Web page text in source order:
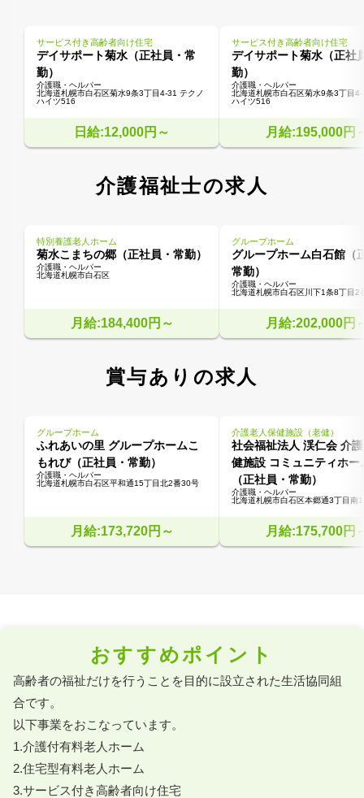
サービス付き高齢者向け住宅
デイサポート菊水（正社員・常
勤）
介護職・ヘルパー
北海道札幌市白石区菊水9条3丁目4-31 テクノ
ハイツ516
日給:12,000円～
サービス付き高齢者向け住宅
デイサポート菊水（正社
勤）
介護職・ヘルパー
北海道札幌市白石区菊水9条3丁目
ハイツ516
月給:195,000円
介護福祉士の求人
特別養護老人ホーム
菊水こまちの郷（正社員・常勤）
介護職・ヘルパー
北海道札幌市白石区
月給:184,400円～
グループホーム
グループホーム白石館（
常勤）
介護職・ヘルパー
北海道札幌市白石区川下1条8丁目2
月給:202,000円
賞与ありの求人
グループホーム
ふれあいの里 グループホームこ
もれび（正社員・常勤）
介護職・ヘルパー
北海道札幌市白石区平和通15丁目北2番30号
月給:173,720円～
介護老人保健施設（老健）
社会福祉法人 渓仁会 介
健施設 コミュニティホー
（正社員・常勤）
介護職・ヘルパー
北海道札幌市白石区本郷通3丁目南
月給:175,700円
おすすめポイント
高齢者の福祉だけを行うことを目的に設立された生活協同組
合です。
以下事業をおこなっています。
1.介護付有料老人ホーム
2.住宅型有料老人ホーム
3.サービス付き高齢者向け住宅